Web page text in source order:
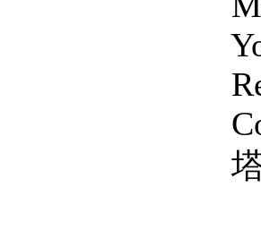
Yona
Rebekah
Connie
塔比莎·